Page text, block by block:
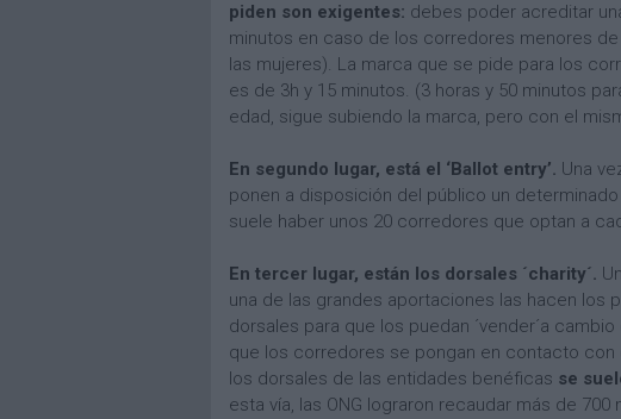
piden son exigentes: debes poder acreditar
minutos en caso de los corredores menores de
las mujeres). La marca que se pide para los
es de 3h y 15 minutos. (3 horas y 50 minutos
edad, sigue subiendo la marca, pero con el
En segundo lugar, está el ‘Ballot entry’. Una
ponen a disposición del público un
suele haber unos 20 corredores que optan a
En tercer lugar, están los dorsales ´charity´.
una de las grandes aportaciones las hacen los
dorsales para que los puedan ´vender´a
que los corredores se pongan en contacto con
los dorsales de las entidades benéficas se
esta vía, las ONG lograron recaudar más de